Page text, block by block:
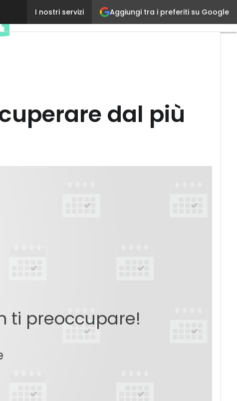
Aggiungi tra i preferiti su Google
I nostri servizi
Business Recovery, la certezza di recuperare dal
dal più
ti preoccupare!